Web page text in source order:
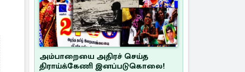
அம்பாறையை அதிரச் செய்த
திராய்க்கேணி இனப்படுகொலை!